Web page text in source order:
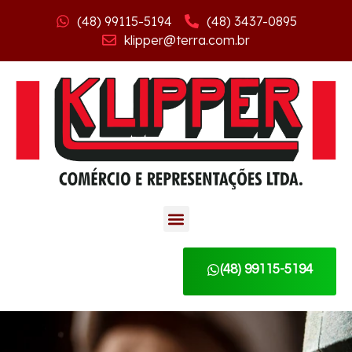
(48) 99115-5194
(48) 3437-0895
klipper@terra.com.br
(48) 99115-5194